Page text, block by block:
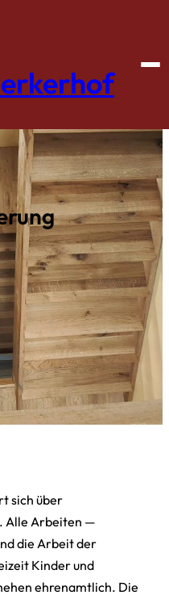
sich über
Alle Arbeiten —
die Arbeit der
Kinder und
ehrenamtlich. Die